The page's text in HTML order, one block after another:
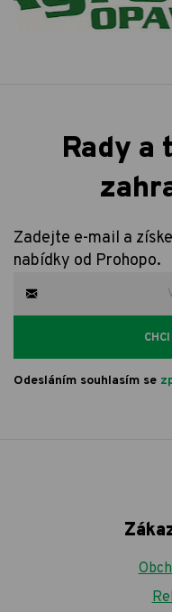
Rady a
Zadejte e-mail a
nabídky od Prohopo.
Odesláním souhlasím se